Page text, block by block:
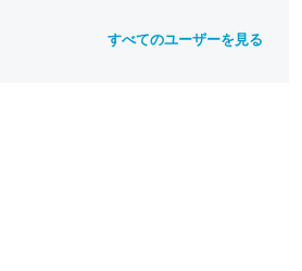
すべてのユーザーを見る